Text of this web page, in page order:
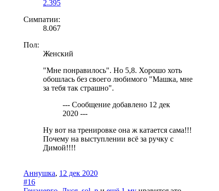
2.395
Симпатии:
8.067
Пол:
Женский
"Мне понравилось". Но 5,8. Хорошо хоть
обошлась без своего любимого "Машка, мне
за тебя так страшно".
--- Сообщение добавлено 12 дек
2020 ---
Ну вот на тренировке она ж катается сама!!!
Почему на выступлении всё за ручку с
Димой!!!!
Аннушка, 12 дек 2020
#16